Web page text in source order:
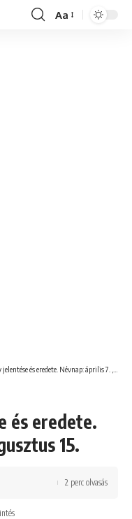
Font
Aa
és eredete. Névnap: április 7. , augusztus 15.
és eredete.
15.
2 perc olvasás